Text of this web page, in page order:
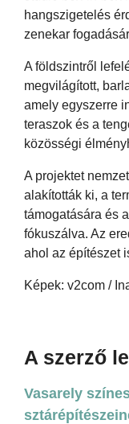
hangszigetelés
zenekar
A földszintről
megvilágított,
amely egyszerre
teraszok és a
közösségi
A projektet
alakították ki, a
támogatására és
fókuszálva. Az
ahol az építészet
Képek: v2com /
A szerző
Vasarely